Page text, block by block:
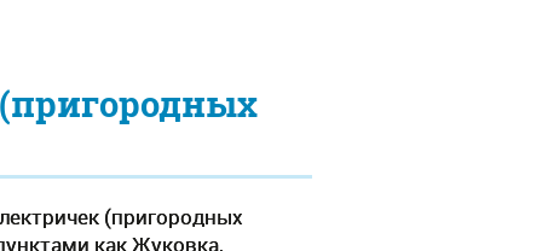
(пригородных
как Жуковка,